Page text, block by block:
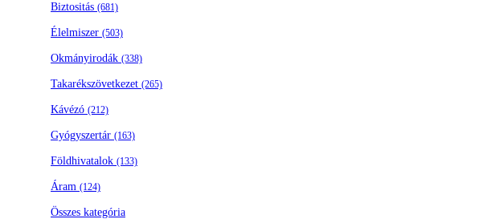
Biztositás (681)
Élelmiszer (503)
Okmányirodák (338)
Takarékszövetkezet (265)
Kávézó (212)
Gyógyszertár (163)
Földhivatalok (133)
Áram (124)
Összes kategória